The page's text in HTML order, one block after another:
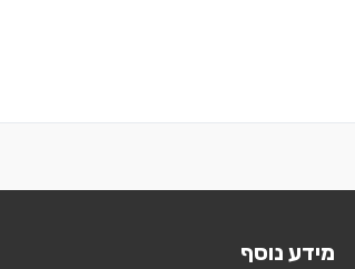
מידע נוסף